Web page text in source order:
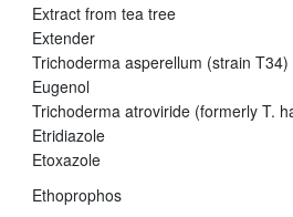
Extract from tea tree
Extender
Trichoderma asperellum (strain T34)
Eugenol
Trichoderma atroviride (formerly T.
Etridiazole
Etoxazole
Ethoprophos